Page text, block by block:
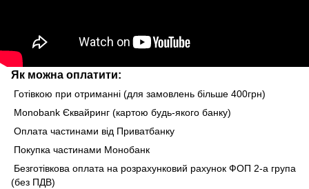
Як можна оплатити:
Готівкою при отриманні (для замовлень більше 400грн)
Monobank Єквайринг (картою будь-якого банку)
Оплата частинами від Приватбанку
Покупка частинами Монобанк
Безготівкова оплата на розрахунковий рахунок ФОП 2-а група
(без ПДВ)